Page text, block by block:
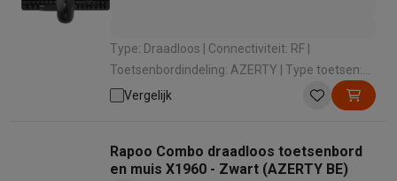
Type: Draadloos | Connectiviteit: RF |
Toetsenbordindeling: AZERTY | Type toetsen:
Membraantoetsenbord | Numeriek: Met
Vergelijk
Rapoo Combo draadloos toetsenbord
en muis X1960 - Zwart (AZERTY BE)